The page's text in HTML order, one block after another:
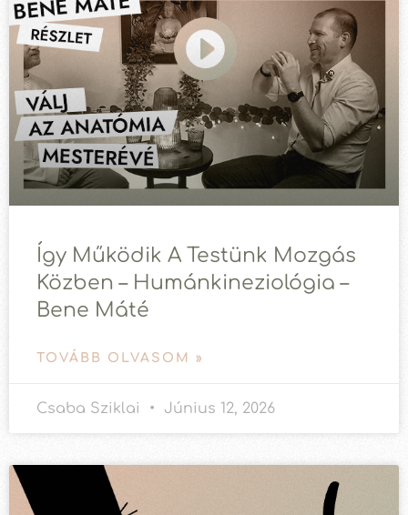
Így Működik A Testünk Mozgás
Közben – Humánkineziológia –
Bene Máté
TOVÁBB OLVASOM »
Csaba Sziklai Június 12, 2026